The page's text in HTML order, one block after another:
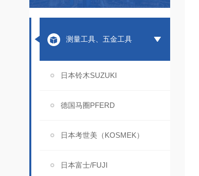
测量工具、五金工具
日本铃木SUZUKI
德国马圈PFERD
日本考世美（KOSMEK）
日本富士/FUJI